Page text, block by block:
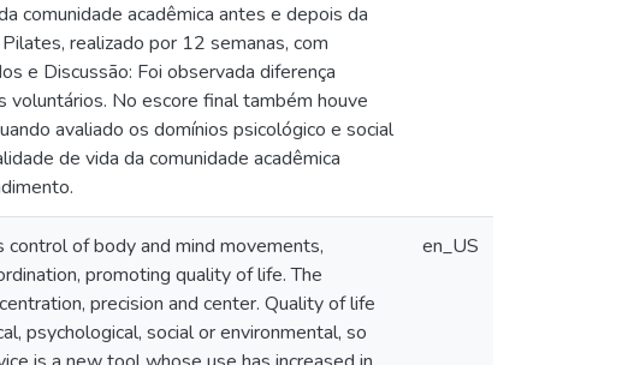
comunidade acadêmica antes e depois da
realizado por 12 semanas, com
e Discussão: Foi observada diferença
No escore final também houve
avaliado os domínios psicológico e social
de vida da comunidade acadêmica
of body and mind movements,
promoting quality of life. The
precision and center. Quality of life
psychological, social or environmental, so
en_US